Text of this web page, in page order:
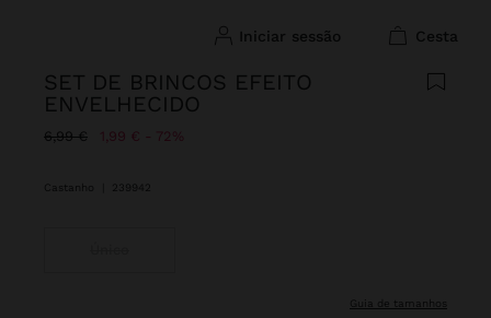
iniciar sessão cesta
SET DE BRINCOS EFEITO
ENVELHECIDO
Preço Reduzido De
6,99 €Para1,99 € 72%
Castanho 239942
guia de tamanhos